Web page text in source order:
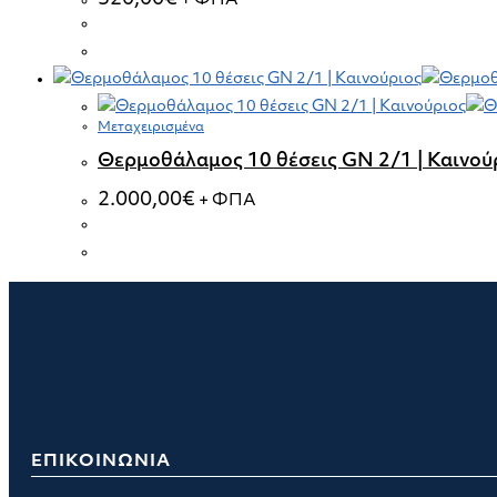
Μεταχειρισμένα
Θερμοθάλαμος 10 θέσεις GN 2/1 |
2.000,00€ + ΦΠΑ
ΕΠΙΚΟΙΝΩΝΙΑ